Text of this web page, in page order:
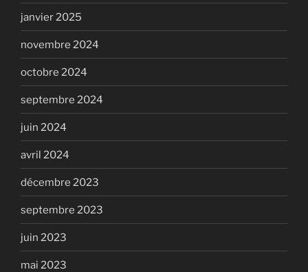
janvier 2025
novembre 2024
octobre 2024
septembre 2024
juin 2024
avril 2024
décembre 2023
septembre 2023
juin 2023
mai 2023